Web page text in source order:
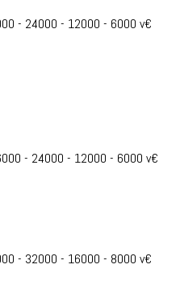
- 24000 - 12000 - 6000 v€
- 24000 - 12000 - 6000 v€
- 32000 - 16000 - 8000 v€